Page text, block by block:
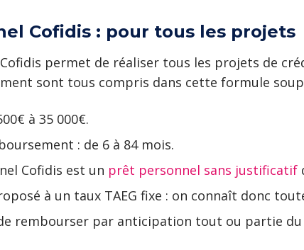
Cofidis : pour tous les projets
permet de réaliser tous les projets de
sont tous compris dans cette formule
à 35 000€.
: de 6 à 84 mois.
Cofidis est un prêt personnel sans justificatif
à un taux TAEG fixe : on connaît donc
rembourser par anticipation tout ou partie